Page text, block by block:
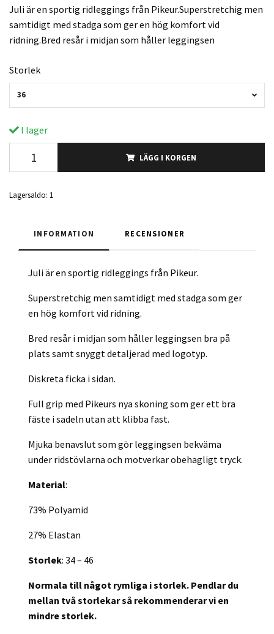
Juli är en sportig ridleggings från Pikeur.Superstretchig men
samtidigt med stadga som ger en hög komfort vid
ridning.Bred resår i midjan som håller leggingsen
Storlek
36
I lager
LÄGG I KORGEN
Lagersaldo: 1
INFORMATION RECENSIONER
Juli är en sportig ridleggings från Pikeur.
Superstretchig men samtidigt med stadga som ger
en hög komfort vid ridning.
Bred resår i midjan som håller leggingsen bra på
plats samt snyggt detaljerad med logotyp.
Diskreta ficka i sidan.
Full grip med Pikeurs nya skoning som ger ett bra
fäste i sadeln utan att klibba fast.
Mjuka benavslut som gör leggingsen bekväma
under ridstövlarna och motverkar obehagligt tryck.
Material:
73% Polyamid
27% Elastan
Storlek: 34 – 46
Normala till något rymliga i storlek. Pendlar du
mellan två storlekar så rekommenderar vi en
mindre storlek.